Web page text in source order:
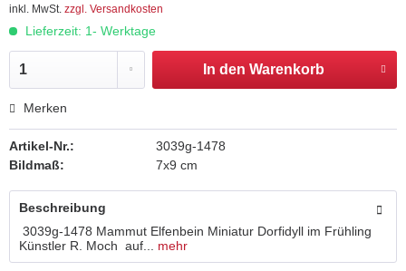
inkl. MwSt. zzgl. Versandkosten
Lieferzeit: 1- Werktage
In den Warenkorb
Merken
Artikel-Nr.:
3039g-1478
Bildmaß:
7x9 cm
Beschreibung
3039g-1478 Mammut Elfenbein Miniatur Dorfidyll im Frühling
Künstler R. Moch auf...
mehr